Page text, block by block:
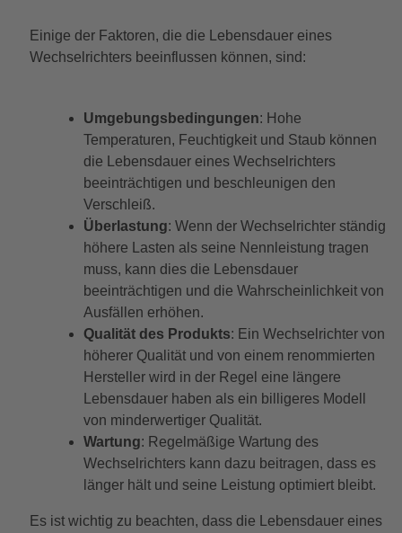
Einige der Faktoren, die die Lebensdauer eines
Wechselrichters beeinflussen können, sind:
Umgebungsbedingungen: Hohe
Temperaturen, Feuchtigkeit und Staub können
die Lebensdauer eines Wechselrichters
beeinträchtigen und beschleunigen den
Verschleiß.
Überlastung: Wenn der Wechselrichter ständig
höhere Lasten als seine Nennleistung tragen
muss, kann dies die Lebensdauer
beeinträchtigen und die Wahrscheinlichkeit von
Ausfällen erhöhen.
Qualität des Produkts: Ein Wechselrichter von
höherer Qualität und von einem renommierten
Hersteller wird in der Regel eine längere
Lebensdauer haben als ein billigeres Modell
von minderwertiger Qualität.
Wartung: Regelmäßige Wartung des
Wechselrichters kann dazu beitragen, dass es
länger hält und seine Leistung optimiert bleibt.
Es ist wichtig zu beachten, dass die Lebensdauer eines